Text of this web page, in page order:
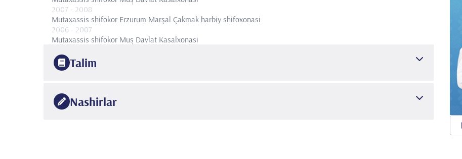
2007 - 2008
Mutaxassis shifokor Erzurum Marşal Çakmak harbiy shifoxonasi
2006 - 2007
Mutaxassis shifokor Muș Davlat Kasalxonasi
Talim
Istanbul Universiteti
2006Nashirlar